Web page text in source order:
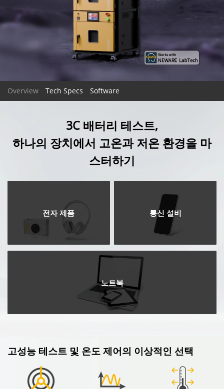
Overview Tech Specs Software
3C 배터리 테스트,
하나의 장치에서 고온과 저온 환경을 마
스터하기
전자 제품 통신 설비
노트북
고성능 테스트 및 온도 제어의 이상적인 선택